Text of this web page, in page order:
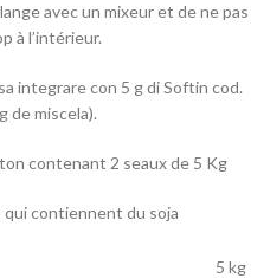
avec un mixeur et de ne pas
à l’intérieur.
integrare con 5 g di Softin cod.
de miscela).
contenant 2 seaux de 5 Kg
contiennent du soja
5 kg